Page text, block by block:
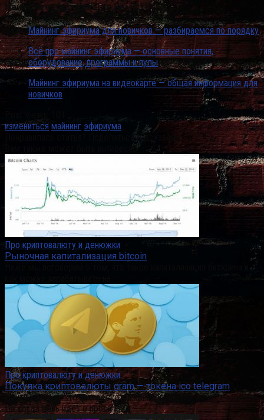
Наиболее подходящая Вам статья…
Майнинг эфириума для новичков — разбираемся по порядку
Всё про майнинг эфириума — основные понятия,
оборудование, программы и пулы
Майнинг эфириума на видеокарте — общая информация для
новичков
измениться майнинг эфириума
Понравилась статья? Поделиться с друзьями:
Вам также может быть интересно
Про криптовалюту и денюжки
Рыночная капитализация bitcoin
Про криптовалюту и денюжки
Покупка криптовалюты gram — токена ico telegram
Почти каждый, кто интересуется криптовалютой, хочет ее купить.
Но когда речь идет о проектах,